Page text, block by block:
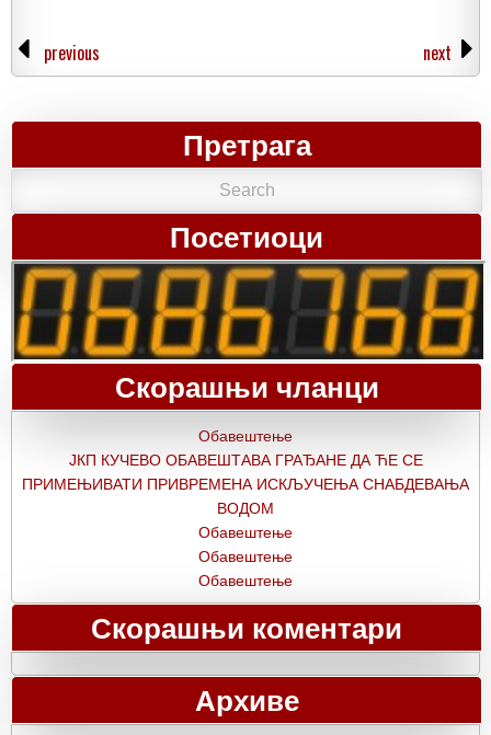
previous next
Претрага
Посетиоци
Скорашњи чланци
Обавештење
ЈКП КУЧЕВО ОБАВЕШТАВА ГРАЂАНЕ ДА ЋЕ СЕ
ПРИМЕЊИВАТИ ПРИВРЕМЕНА ИСКЉУЧЕЊА СНАБДЕВАЊА
ВОДОМ
Обавештење
Обавештење
Обавештење
Скорашњи коментари
Архиве